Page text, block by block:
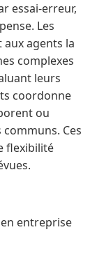
essai-erreur,
Les
agents la
complexes
leurs
coordonne
ou
Ces
flexibilité
entreprise